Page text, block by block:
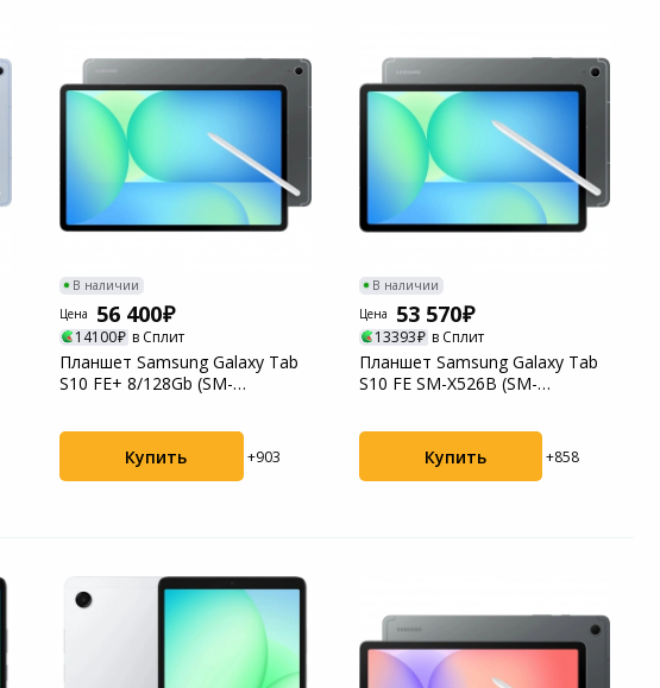
В наличии
Цена
56 400
14100 в Сплит
Планшет Samsung Galaxy Tab
S10 FE+ 8/128Gb (SM-
Купить +903
В наличии
Цена
53 570
13393 в Сплит
Планшет Samsung Galaxy Tab
S10 FE SM-X526B (SM-
Купить +858